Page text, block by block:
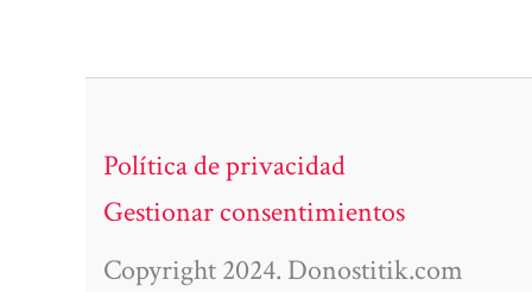
Política de privacidad
Gestionar consentimientos
Copyright 2024. Donostitik.com